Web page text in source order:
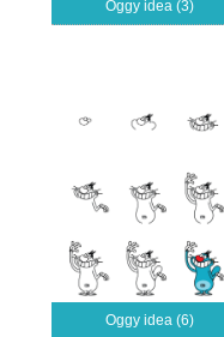
Oggy idea (3)
Oggy idea (6)